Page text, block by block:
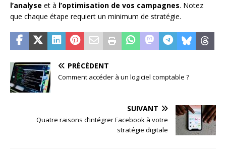
l’analyse et à l’optimisation de vos campagnes. Notez
que chaque étape requiert un minimum de stratégie.
PRÉCÉDENT
Comment accéder à un logiciel comptable ?
SUIVANT
Quatre raisons d’intégrer Facebook à votre
stratégie digitale